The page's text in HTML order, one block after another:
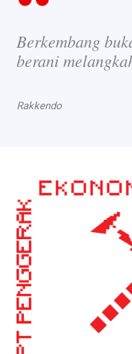
Berkembang
berani
Rakkendo